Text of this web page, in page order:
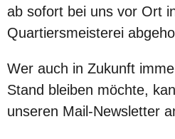
ab sofort bei uns vor Ort
Quartiersmeisterei
Wer auch in Zukunft
Stand bleiben möchte,
unseren Mail-Newsletter